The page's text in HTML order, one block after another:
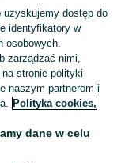
Moda Sanok ▶️ Odzież, obuwie, torebki, akcesoria i biżuteria ✅ Nowe i używane w atrakcyjnych cenach ✌ Znajdź najlepsze ogłoszenia na OLX.pl!
dostęp do
identyfikatory w
osobowych.
zarządzać nimi,
stronie polityki
naszym partnerom i
Polityka cookies,
dane w celu